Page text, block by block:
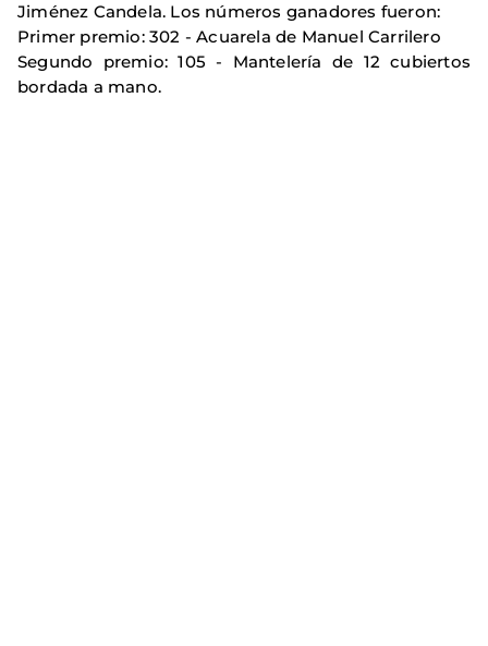
Jiménez Candela. Los números ganadores fueron:
Primer premio: 302 - Acuarela de Manuel Carrilero
Segundo premio: 105 - Mantelería de 12 cubiertos
bordada a mano.